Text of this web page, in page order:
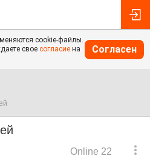
cookie-файлы.
свое согласие на
Согласен
Online 22